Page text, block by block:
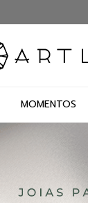
MOMENTOS